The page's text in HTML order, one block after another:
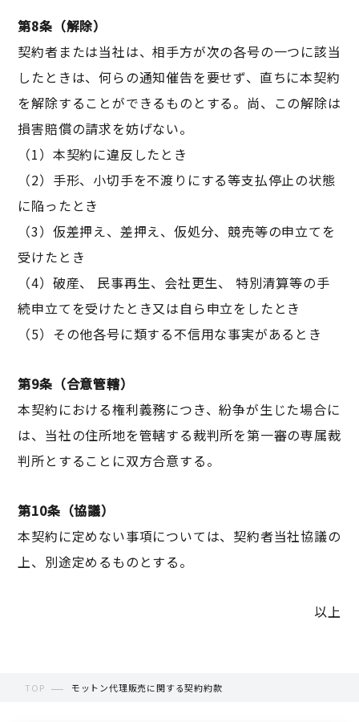
第8条（解除）
契約者または当社は、相手方が次の各号の一つに該当
したときは、何らの通知催告を要せず、直ちに本契約
を解除することができるものとする。尚、この解除は
損害賠償の請求を妨げない。
（1）本契約に違反したとき
（2）手形、小切手を不渡りにする等支払停止の状態
に陥ったとき
（3）仮差押え、差押え、仮処分、競売等の申立てを
受けたとき
（4）破産、 民事再生、会社更生、 特別清算等の手
続申立てを受けたとき又は自ら申立をしたとき
（5）その他各号に類する不信用な事実があるとき
第9条（合意管轄）
本契約における権利義務につき、紛争が生じた場合に
は、当社の住所地を管轄する裁判所を第一審の専属裁
判所とすることに双方合意する。
第10条（協議）
本契約に定めない事項については、契約者当社協議の
上、別途定めるものとする。
以上
TOP モットン代理販売に関する契約約款